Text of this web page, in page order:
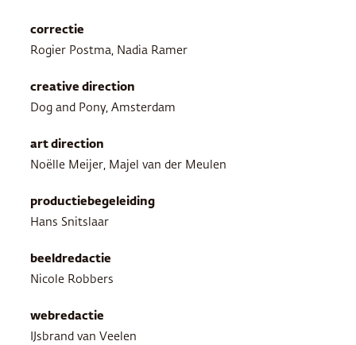
correctie
Rogier Postma, Nadia Ramer
creative direction
Dog and Pony, Amsterdam
art direction
Noëlle Meijer, Majel van der Meulen
productiebegeleiding
Hans Snitslaar
beeldredactie
Nicole Robbers
webredactie
IJsbrand van Veelen